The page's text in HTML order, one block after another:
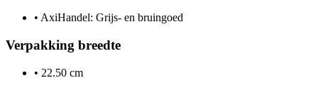
• AxiHandel: Grijs- en bruingoed
Verpakking breedte
• 22.50 cm